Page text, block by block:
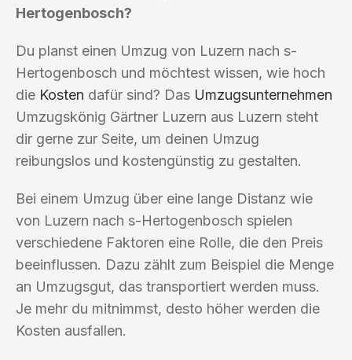
Hertogenbosch?
Du planst einen Umzug von Luzern nach s-
Hertogenbosch und möchtest wissen, wie hoch
die Kosten dafür sind? Das Umzugsunternehmen
Umzugskönig Gärtner Luzern aus Luzern steht
dir gerne zur Seite, um deinen Umzug
reibungslos und kostengünstig zu gestalten.
Bei einem Umzug über eine lange Distanz wie
von Luzern nach s-Hertogenbosch spielen
verschiedene Faktoren eine Rolle, die den Preis
beeinflussen. Dazu zählt zum Beispiel die Menge
an Umzugsgut, das transportiert werden muss.
Je mehr du mitnimmst, desto höher werden die
Kosten ausfallen.